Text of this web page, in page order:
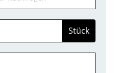
Stück